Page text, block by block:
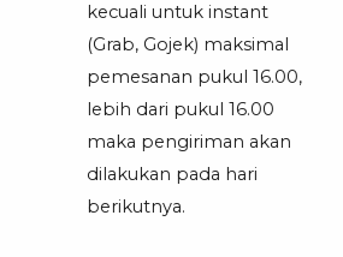
kecuali untuk instant
(Grab, Gojek) maksimal
pemesanan pukul 16.00,
lebih dari pukul 16.00
maka pengiriman akan
dilakukan pada hari
berikutnya.